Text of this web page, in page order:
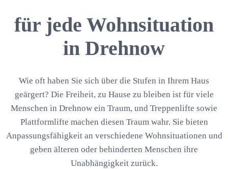
für jede Wohnsituation
in Drehnow
Wie oft haben Sie sich über die Stufen in Ihrem Haus
geärgert? Die Freiheit, zu Hause zu bleiben ist für viele
Menschen in Drehnow ein Traum, und Treppenlifte sowie
Plattformlifte machen diesen Traum wahr. Sie bieten
Anpassungsfähigkeit an verschiedene Wohnsituationen und
geben älteren oder behinderten Menschen ihre
Unabhängigkeit zurück.